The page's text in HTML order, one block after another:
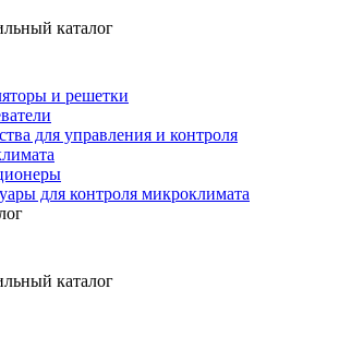
каталог
и решетки
для управления и контроля
для контроля микроклимата
каталог